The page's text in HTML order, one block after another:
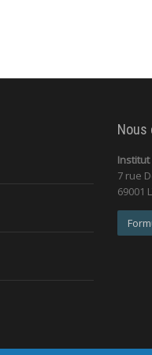
Nous
Institut
7 rue
69001